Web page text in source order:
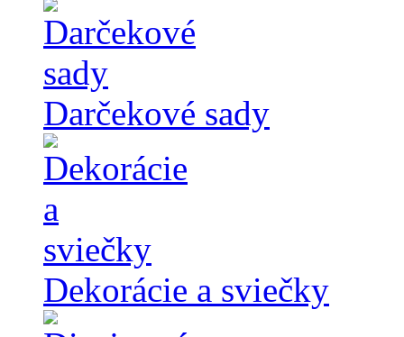
Darčekové sady
Dekorácie a sviečky